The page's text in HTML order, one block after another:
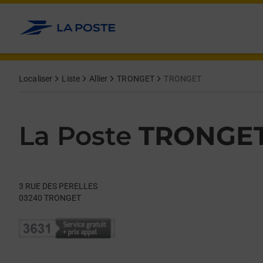
Allez au contenu
Localiser Liste Allier TRONGET TRONGET
La Poste
3 RUE DES PERELLES
03240 TRONGET
Day of the WeekHours
Get directions to La Poste at 3 RUE DES PERELLES TRONGET,
lien s'ouvre dans un nouvel onglet